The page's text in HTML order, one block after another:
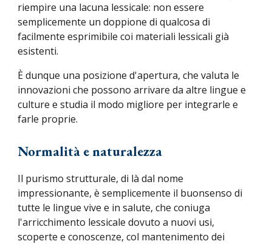
riempire una lacuna lessicale: non essere
semplicemente un doppione di qualcosa di
facilmente esprimibile coi materiali lessicali già
esistenti.
È dunque una posizione d'apertura, che valuta le
innovazioni che possono arrivare da altre lingue e
culture e studia il modo migliore per integrarle e
farle proprie.
Normalità e naturalezza
Il purismo strutturale, di là dal nome
impressionante, è semplicemente il buonsenso di
tutte le lingue vive e in salute, che coniuga
l'arricchimento lessicale dovuto a nuovi usi,
scoperte econoscenze, col mantenimento dei